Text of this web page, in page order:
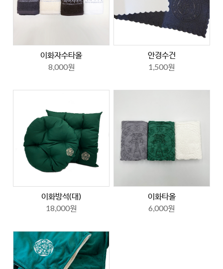
이화자수타올
8,000원
안경수건
1,500원
이화방석(대)
18,000원
이화타올
6,000원